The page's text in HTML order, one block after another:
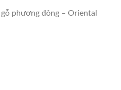
phương đông – Oriental